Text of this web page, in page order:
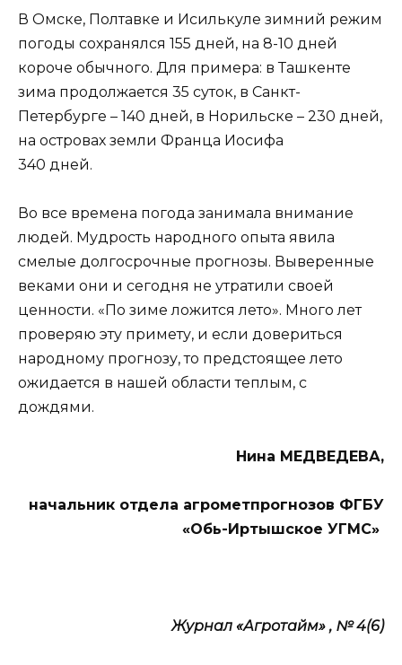
В Омске, Полтавке и Исилькуле зимний режим
погоды сохранялся 155 дней, на 8-10 дней
короче обычного. Для примера: в Ташкенте
зима продолжается 35 суток, в Санкт-
Петербурге – 140 дней, в Норильске – 230 дней,
на островах земли Франца Иосифа
340 дней.
Во все времена погода занимала внимание
людей. Мудрость народного опыта явила
смелые долгосрочные прогнозы. Выверенные
веками они и сегодня не утратили своей
ценности. «По зиме ложится лето». Много лет
проверяю эту примету, и если довериться
народному прогнозу, то предстоящее лето
ожидается в нашей области теплым, с
дождями.
Нина МЕДВЕДЕВА,
начальник отдела агрометпрогнозов ФГБУ
«Обь-Иртышское УГМС»
Журнал «Агротайм» , № 4(6)